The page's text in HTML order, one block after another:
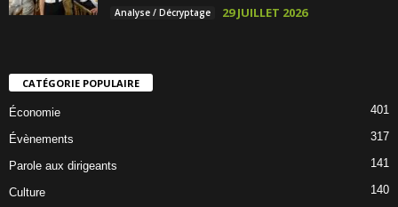
Analyse / Décryptage 29 JUILLET 2026
CATÉGORIE POPULAIRE
Économie 401
Évènements 317
Parole aux dirigeants 141
Culture 140